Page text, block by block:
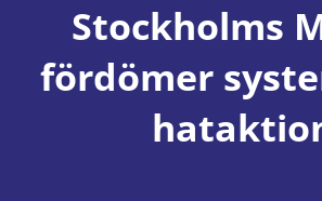
Aktiviteter
Stockholms
fördömer